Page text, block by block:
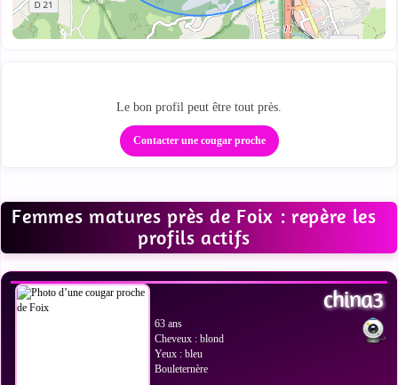
Le bon profil peut être tout près.
Contacter une cougar proche
Femmes matures près de Foix : repère les
profils actifs
VOIR LES PHOTOS
china3
63 ans
Cheveux : blond
Yeux : bleu
Bouleternère